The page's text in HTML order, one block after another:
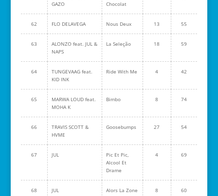
GAZO
Chocolat
62 FLO DELAVEGA Nous Deux 13 55
63
ALONZO feat. JUL &
NAPS
La Seleção 18 59
64
TUNGEVAAG feat.
KID INK
Ride With Me 4 42
65
MARWA LOUD feat.
MOHA K
Bimbo 8 74
66
TRAVIS SCOTT &
HVME
Goosebumps 27 54
67 JUL
Pic Et Pic,
Alcool Et
Drame
4 69
68 JUL Alors La Zone 8 60